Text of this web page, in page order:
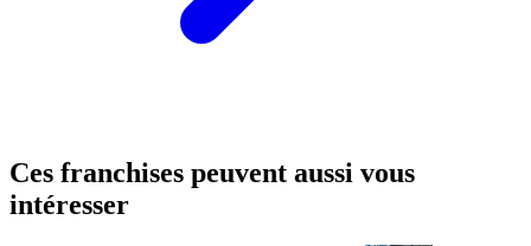
Ces franchises peuvent aussi vous
intéresser